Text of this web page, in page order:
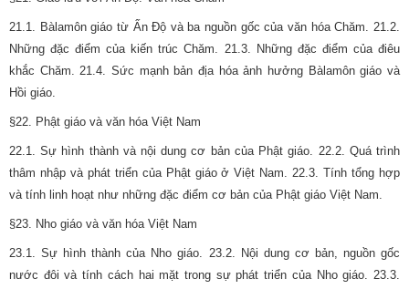
21.1. Bàlamôn giáo từ Ấn Độ và ba nguồn gốc của văn hóa Chăm. 21.2.
Những đặc điểm của kiến trúc Chăm. 21.3. Những đặc điểm của điêu
khắc Chăm. 21.4. Sức mạnh bản địa hóa ảnh hưởng Bàlamôn giáo và
Hồi giáo.
§22. Phật giáo và văn hóa Việt Nam
22.1. Sự hình thành và nội dung cơ bản của Phật giáo. 22.2. Quá trình
thâm nhập và phát triển của Phật giáo ở Việt Nam. 22.3. Tính tổng hợp
và tính linh hoạt như những đặc điểm cơ bản của Phật giáo Việt Nam.
§23. Nho giáo và văn hóa Việt Nam
23.1. Sự hình thành của Nho giáo. 23.2. Nội dung cơ bản, nguồn gốc
nước đôi và tính cách hai mặt trong sự phát triển của Nho giáo. 23.3.